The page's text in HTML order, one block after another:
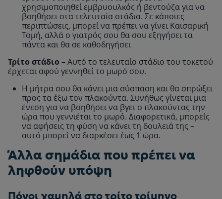
χρησιμοποιηθεί εμβρυουλκός ή βεντούζα για να
βοηθήσει στα τελευταία στάδια. Σε κάποιες
περιπτώσεις, μπορεί να πρέπει να γίνει Καισαρική
Τομή, αλλά ο γιατρός σου θα σου εξηγήσει τα
πάντα και θα σε καθοδηγήσει
Τρίτο στάδιο –Αυτό το τελευταίο στάδιο του τοκετού
έρχεται αφού γεννηθεί το μωρό σου.
Η μήτρα σου θα κάνει μια σύσπαση και θα σπρώξει
προς τα έξω τον πλακούντα. Συνήθως γίνεται μια
ένεση για να βοηθήσει να βγει ο πλακούντας την
ώρα που γεννιέται το μωρό. Διαφορετικά, μπορείς
να αφήσεις τη φύση να κάνει τη δουλειά της –
αυτό μπορεί να διαρκέσει έως 1 ώρα.
Άλλα σημάδια που πρέπει να
ληφθούν υπόψη
Πόνοι χαμηλά στο τρίτο τρίμηνο